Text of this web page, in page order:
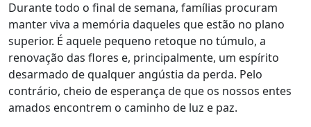
Durante todo o final de semana, famílias procuram
manter viva a memória daqueles que estão no plano
superior. É aquele pequeno retoque no túmulo, a
renovação das flores e, principalmente, um espírito
desarmado de qualquer angústia da perda. Pelo
contrário, cheio de esperança de que os nossos entes
amados encontrem o caminho de luz e paz.